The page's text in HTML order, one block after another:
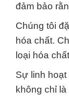
đảm bảo
Chúng tôi
hóa chất.
loại hóa
Sự linh
không chỉ